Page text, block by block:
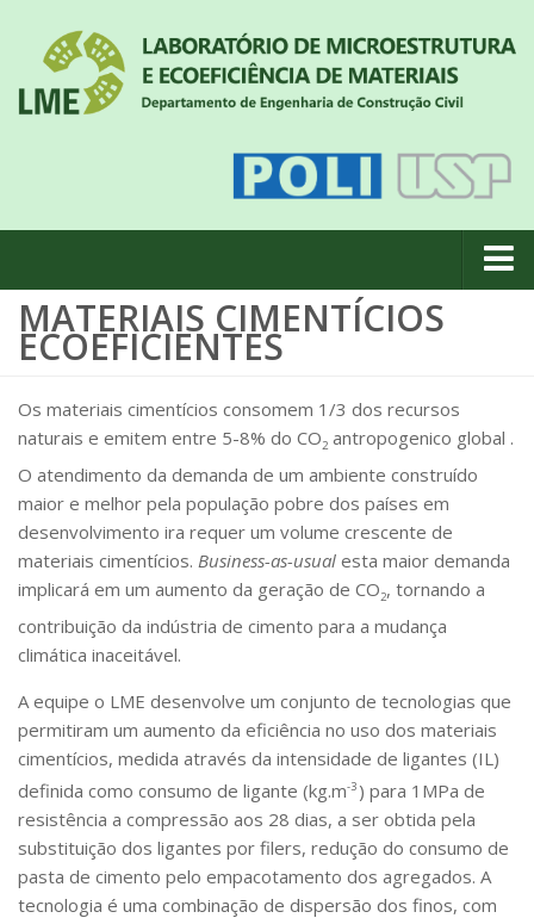
Quem somos
Notícias
Geral
Projetos de pesquisa
Eventos
Equipe
Infraestrutura
Projetos
Materiais cimentícios ecoeficientes
Ecologia Industrial na Construção Civil
Resíduos como matérias-primas
Durabilidade & vida útil das construções
Reologia e reometria de suspensões concentradas
Iniciativas
CICS
MATERIAIS CIMENTÍCIOS
ECOEFICIENTES
Os materiais cimentícios consomem 1/3 dos recursos
naturais e emitem entre 5-8% do CO2 antropogenico global .
O atendimento da demanda de um ambiente construído
maior e melhor pela população pobre dos países em
desenvolvimento ira requer um volume crescente de
materiais cimentícios. Business-as-usual esta maior demanda
implicará em um aumento da geração de CO2, tornando a
contribuição da indústria de cimento para a mudança
climática inaceitável.
A equipe o LME desenvolve um conjunto de tecnologias que
permitiram um aumento da eficiência no uso dos materiais
cimentícios, medida através da intensidade de ligantes (IL)
definida como consumo de ligante (kg.m-3 ) para 1MPa de
resistência a compressão aos 28 dias, a ser obtida pela
substituição dos ligantes por filers, redução do consumo de
pasta de cimento pelo empacotamento dos agregados. A
tecnologia é uma combinação de dispersão dos finos, com